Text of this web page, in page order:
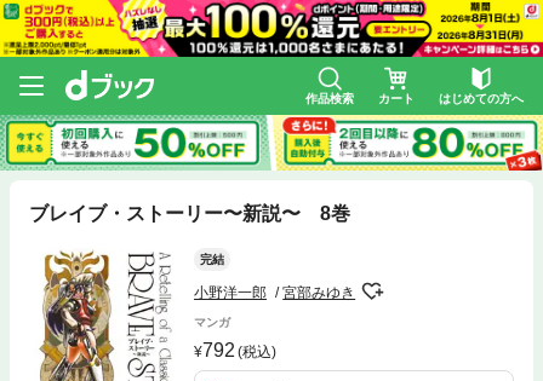
作品検索 カート はじめての方へ
ブレイブ・ストーリー〜新説〜 8巻
完結
小野洋一郎 宮部みゆき
マンガ
792 (税込)